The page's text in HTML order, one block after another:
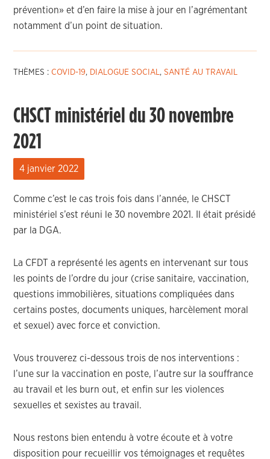
prévention» et d’en faire la mise à jour en l’agrémentant
notamment d’un point de situation.
THÈMES :COVID-19, DIALOGUE SOCIAL,SANTÉ AU TRAVAIL
CHSCT ministériel du 30 novembre
2021
4 janvier 2022
Comme c’est le cas trois fois dans l’année, le CHSCT
ministériel s’est réuni le 30 novembre 2021. Il était présidé
par la DGA.
La CFDT a représenté les agents en intervenant sur tous
les points de l’ordre du jour (crise sanitaire, vaccination,
questions immobilières, situations compliquées dans
certains postes, documents uniques, harcèlement moral
et sexuel) avec force et conviction.
Vous trouverez ci-dessous trois de nos interventions :
l’une sur la vaccination en poste, l’autre sur la souffrance
au travail et les burn out, et enfin sur les violences
sexuelles et sexistes au travail.
Nous restons bien entendu à votre écoute et à votre
disposition pour recueillir vos témoignages et requêtes